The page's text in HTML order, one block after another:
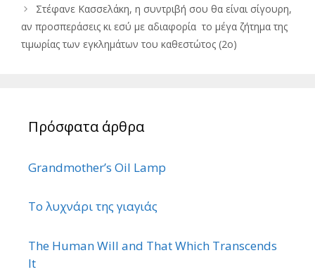
Στέφανε Κασσελάκη, η συντριβή σου θα είναι σίγουρη,
αν προσπεράσεις κι εσύ με αδιαφορία το μέγα ζήτημα της
τιμωρίας των εγκλημάτων του καθεστώτος (2ο)
Πρόσφατα άρθρα
Grandmother’s Oil Lamp
Το λυχνάρι της γιαγιάς
The Human Will and That Which Transcends
It